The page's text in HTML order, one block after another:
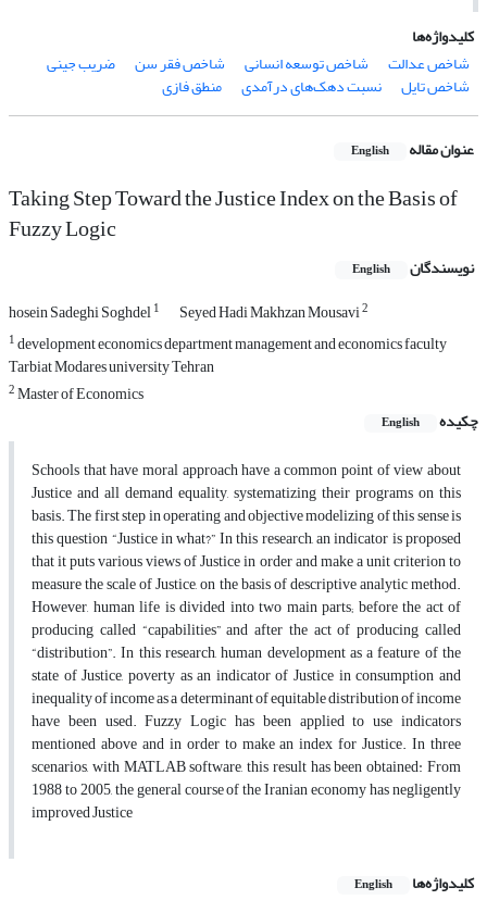
کلیدواژه‌ها
شاخص عدالت
شاخص توسعه انسانی شاخص فقر سن ضریب جینی
شاخص تایل نسبت دهک‌های درآمدی منطق فازی
عنوان مقاله English
Taking Step Toward the Justice Index on the Basis of
Fuzzy Logic
نویسندگان English
hosein Sadeghi Soghdel1 Seyed Hadi Makhzan Mousavi2
1development economics department management and economics faculty
Tarbiat Modares university Tehran
2Master of Economics
چکیده
English
Schools that have moral approach have a common point of view about
Justice and all demand equality, systematizing their programs on this
basis. The first step in operating and objective modelizing of this sense is
this question “Justice in what?” In this research, an indicator is proposed
that it puts various views of Justice in order and make a unit criterion to
measure the scale of Justice, on the basis of descriptive analytic method.
However, human life is divided into two main parts; before the act of
producing called “capabilities” and after the act of producing called
“distribution”. In this research, human development as a feature of the
state of Justice, poverty as an indicator of Justice in consumption and
inequality of income as a determinant of equitable distribution of income
have been used. Fuzzy Logic has been applied to use indicators
mentioned above and in order to make an index for Justice. In three
scenarios, with MATLAB software, this result has been obtained: From
1988 to 2005, the general course of the Iranian economy has negligently
improved Justice
کلیدواژه‌ها English